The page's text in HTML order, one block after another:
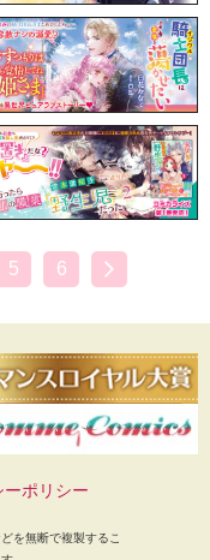
5 6
ーポリシー
を無断で複製するこ